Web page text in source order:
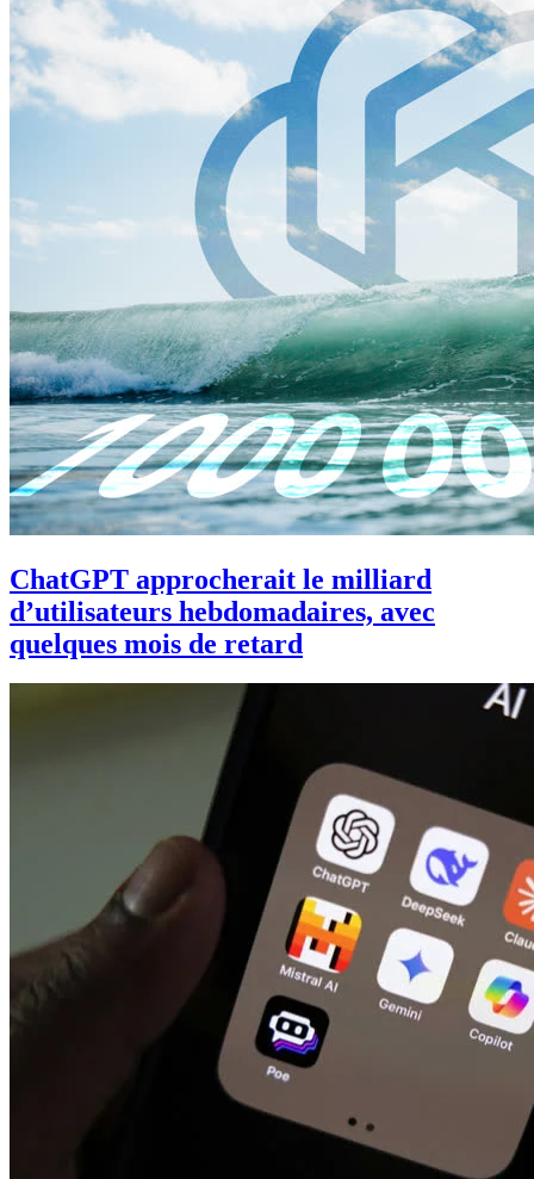
ChatGPT approcherait le milliard
d’utilisateurs hebdomadaires, avec
quelques mois de retard